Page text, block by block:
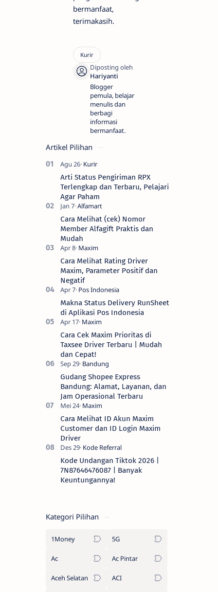
bermanfaat,
terimakasih.
Blogger
pemula, belajar
menulis dan
berbagi
informasi
bermanfaat.
Artikel Pilihan
Arti Status Pengiriman RPX
Terlengkap dan Terbaru, Pelajari
Agar Paham
Cara Melihat (cek) Nomor
Member Alfagift Praktis dan
Mudah
Cara Melihat Rating Driver
Maxim, Parameter Positif dan
Negatif
Makna Status Delivery RunSheet
di Aplikasi Pos Indonesia
Cara Cek Maxim Prioritas di
Taxsee Driver Terbaru | Mudah
dan Cepat!
Gudang Shopee Express
Bandung: Alamat, Layanan, dan
Jam Operasional Terbaru
Cara Melihat ID Akun Maxim
Customer dan ID Login Maxim
Driver
Kode Undangan Tiktok 2026 |
7N87646476087 | Banyak
Keuntungannya!
Kategori Pilihan
1Money 5G
Ac Ac Pintar
Aceh Selatan ACI